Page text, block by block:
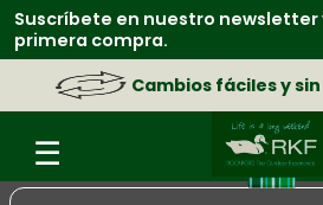
Suscríbete en nuestro newsletter
primera compra.
Cambios fáciles y
¿Qué buscas?